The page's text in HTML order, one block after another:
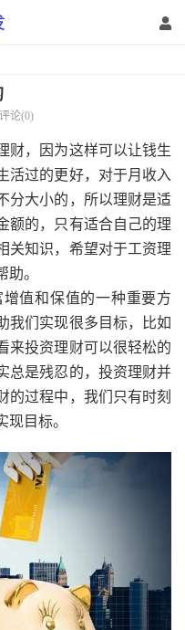
评论(0)
财，因为这样可以让钱生
活过的更好，对于月收入
分大小的，所以理财是适
额的，只有适合自己的理
关知识，希望对于工资理
。
值和保值的一种重要方
我们实现很多目标，比如
来投资理财可以很轻松的
总是残忍的，投资理财并
的过程中，我们只有时刻
目标。